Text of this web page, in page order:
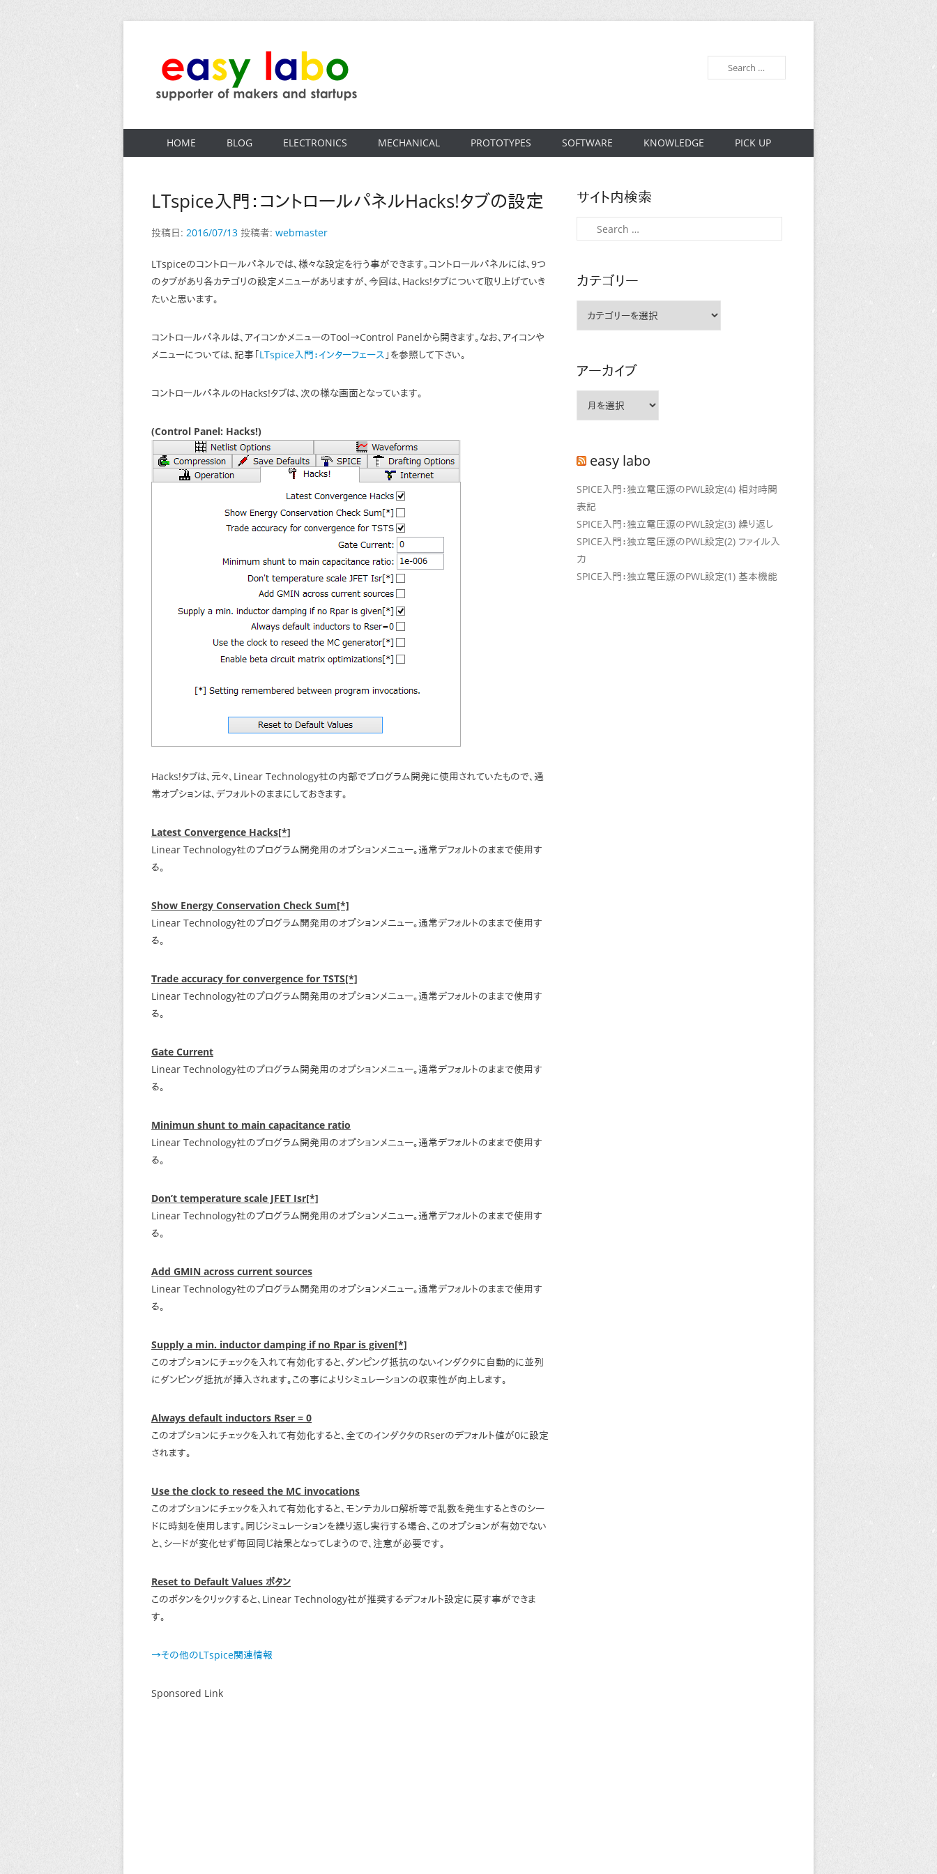
ス
easy labo
索
HOME BLOG ELECTRONICS MECHANICAL PROTOTYPES SOFTWARE KNOWLEDGE PICK UP
LTspice入門：コントロールパネルHacks!タブの設定
投稿日: 2016/07/13 投稿者: webmaster
LTspiceのコントロールパネルでは、様々な設定を行う事ができます。コントロールパネルには、9つ
のタブがあり各カテゴリの設定メニューがありますが、今回は、Hacks!タブについて取り上げていき
たいと思います。
コントロールパネルは、アイコンかメニューのTool→Control Panelから開きます。なお、アイコンや
メニューについては、記事「LTspice入門：インターフェース 」を参照して下さい。
コントロールパネルのHacks!タブは、次の様な画面となっています。
(Control Panel: Hacks!)
Hacks!タブは、元々、Linear Technology社の内部でプログラム開発に使用されていたもので、通
常オプションは、デフォルトのままにしておきます。
Latest Convergence Hacks[*]
Linear Technology社のプログラム開発用のオプションメニュー。通常デフォルトのままで使用す
る。
Show Energy Conservation Check Sum[*]
Linear Technology社のプログラム開発用のオプションメニュー。通常デフォルトのままで使用す
る。
Trade accuracy for convergence for TSTS[*]
Linear Technology社のプログラム開発用のオプションメニュー。通常デフォルトのままで使用す
る。
Gate Current
Linear Technology社のプログラム開発用のオプションメニュー。通常デフォルトのままで使用す
る。
Minimun shunt to main capacitance ratio
Linear Technology社のプログラム開発用のオプションメニュー。通常デフォルトのままで使用す
る。
Don’t temperature scale JFET Isr[*]
Linear Technology社のプログラム開発用のオプションメニュー。通常デフォルトのままで使用す
る。
Add GMIN across current sources
Linear Technology社のプログラム開発用のオプションメニュー。通常デフォルトのままで使用す
る。
Supply a min. inductor damping if no Rpar is given[*]
このオプションにチェックを入れて有効化すると、ダンピング抵抗のないインダクタに自動的に並列
にダンピング抵抗が挿入されます。この事によりシミュレーションの収束性が向上します。
Always default inductors Rser = 0
このオプションにチェックを入れて有効化すると、全てのインダクタのRserのデフォルト値が0に設定
されます。
Use the clock to reseed the MC invocations
このオプションにチェックを入れて有効化すると、モンテカルロ解析等で乱数を発生するときのシー
ドに時刻を使用します。同じシミュレーションを繰り返し実行する場合、このオプションが有効でない
と、シードが変化せず毎回同じ結果となってしまうので、注意が必要です。
Reset to Default Values ボタン
このボタンをクリックすると、Linear Technology社が推奨するデフォルト設定に戻す事ができま
す。
→その他のLTspice関連情報
Sponsored Link
サイト内検索
索
カテゴリー
ー
アーカイブ
ブ easy labo
SPICE入門：独立電圧源のPWL設定(4) 相対時間
表記
SPICE入門：独立電圧源のPWL設定(3) 繰り返し
SPICE入門：独立電圧源のPWL設定(2) ファイル入
力
SPICE入門：独立電圧源のPWL設定(1) 基本機能